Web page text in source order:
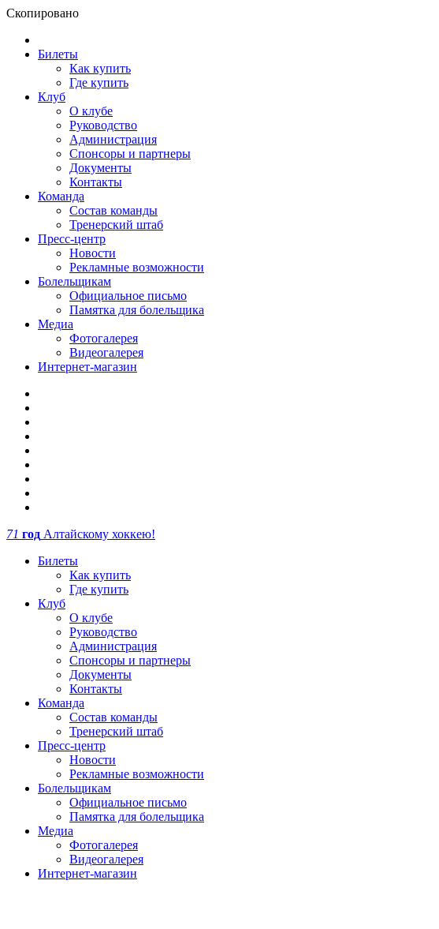
Скопировано
Билеты
Как купить
Где купить
Клуб
О клубе
Руководство
Администрация
Спонсоры и партнеры
Документы
Контакты
Команда
Состав команды
Тренерский штаб
Пресс-центр
Новости
Рекламные возможности
Болельщикам
Официальное письмо
Памятка для болельщика
Медиа
Фотогалерея
Видеогалерея
Интернет-магазин
71 год Алтайскому хоккею!
Билеты
Как купить
Где купить
Клуб
О клубе
Руководство
Администрация
Спонсоры и партнеры
Документы
Контакты
Команда
Состав команды
Тренерский штаб
Пресс-центр
Новости
Рекламные возможности
Болельщикам
Официальное письмо
Памятка для болельщика
Медиа
Фотогалерея
Видеогалерея
Интернет-магазин